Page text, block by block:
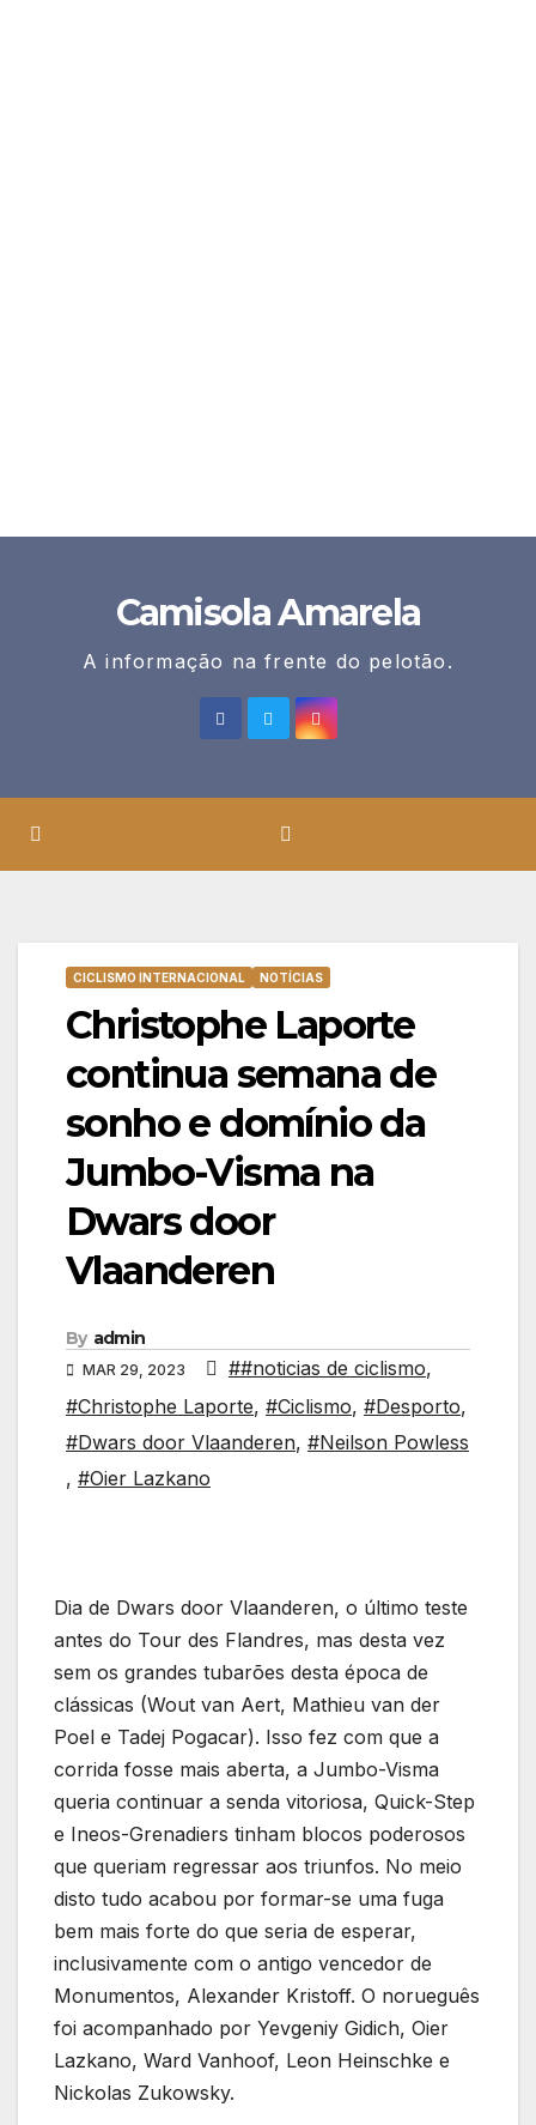
Camisola Amarela
A informação na frente do pelotão.
CICLISMO INTERNACIONAL NOTÍCIAS
Christophe Laporte
continua semana de
sonho e domínio da
Jumbo-Visma na
Dwars door
Vlaanderen
By admin
MAR 29, 2023 ##noticias de ciclismo,
#Christophe Laporte, #Ciclismo, #Desporto,
#Dwars door Vlaanderen, #Neilson Powless
, #Oier Lazkano
Dia de Dwars door Vlaanderen, o último teste
antes do Tour des Flandres, mas desta vez
sem os grandes tubarões desta época de
clássicas (Wout van Aert, Mathieu van der
Poel e Tadej Pogacar). Isso fez com que a
corrida fosse mais aberta, a Jumbo-Visma
queria continuar a senda vitoriosa, Quick-Step
e Ineos-Grenadiers tinham blocos poderosos
que queriam regressar aos triunfos. No meio
disto tudo acabou por formar-se uma fuga
bem mais forte do que seria de esperar,
inclusivamente com o antigo vencedor de
Monumentos, Alexander Kristoff. O norueguês
foi acompanhado por Yevgeniy Gidich, Oier
Lazkano, Ward Vanhoof, Leon Heinschke e
Nickolas Zukowsky.